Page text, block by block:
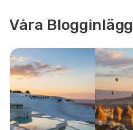
Våra Blogginlägg